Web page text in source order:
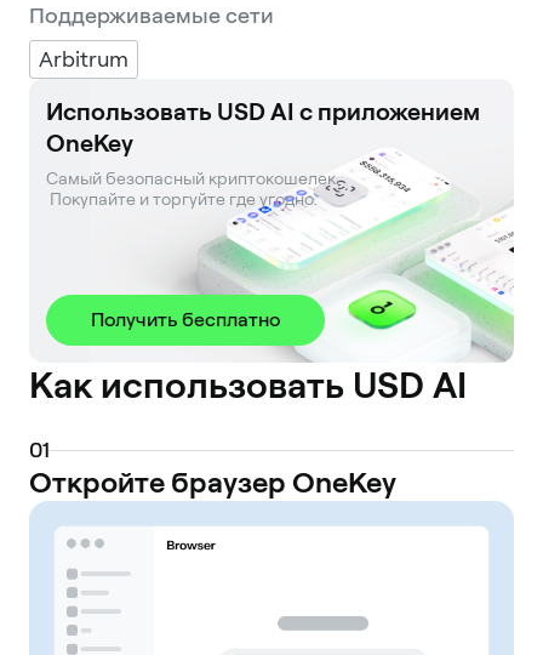
Поддерживаемые сети
Arbitrum
Использовать USD AI с приложением
OneKey
Самый безопасный криптокошелек.
Покупайте и торгуйте где угодно.
Получить бесплатно
Как использовать USD AI
01
Откройте браузер OneKey